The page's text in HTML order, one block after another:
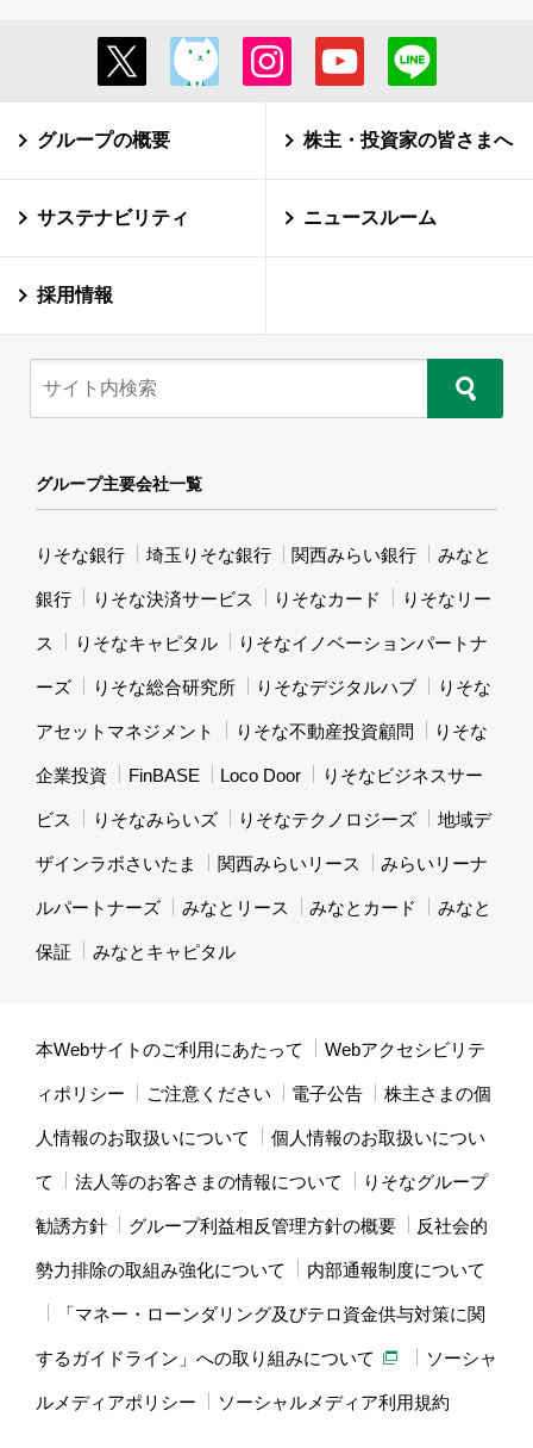
グループの概要 株主・投資家の皆さまへ
サステナビリティ ニュースルーム
採用情報
グループ主要会社一覧
りそな銀行 埼玉りそな銀行 関西みらい銀行 みなと
銀行 りそな決済サービス りそなカード りそなリー
ス りそなキャピタル りそなイノベーションパートナ
ーズ りそな総合研究所 りそなデジタルハブ りそな
アセットマネジメント りそな不動産投資顧問 りそな
企業投資 FinBASE Loco Door りそなビジネスサー
ビス りそなみらいズ りそなテクノロジーズ 地域デ
ザインラボさいたま 関西みらいリース みらいリーナ
ルパートナーズ みなとリース みなとカード みなと
保証 みなとキャピタル
本Webサイトのご利用にあたって Webアクセシビリテ
ィポリシー ご注意ください 電子公告 株主さまの個
人情報のお取扱いについて 個人情報のお取扱いについ
て 法人等のお客さまの情報について りそなグループ
勧誘方針 グループ利益相反管理方針の概要 反社会的
勢力排除の取組み強化について 内部通報制度について
「マネー・ローンダリング及びテロ資金供与対策に関
するガイドライン」への取り組みについて ソーシャ
ルメディアポリシー ソーシャルメディア利用規約